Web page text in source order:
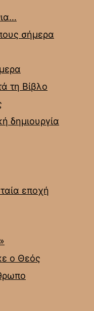
σήμερα
τη Βίβλο
δημιουργία
εποχή
ο Θεός